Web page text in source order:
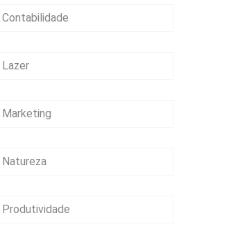
Contabilidade
Lazer
Marketing
Natureza
Produtividade